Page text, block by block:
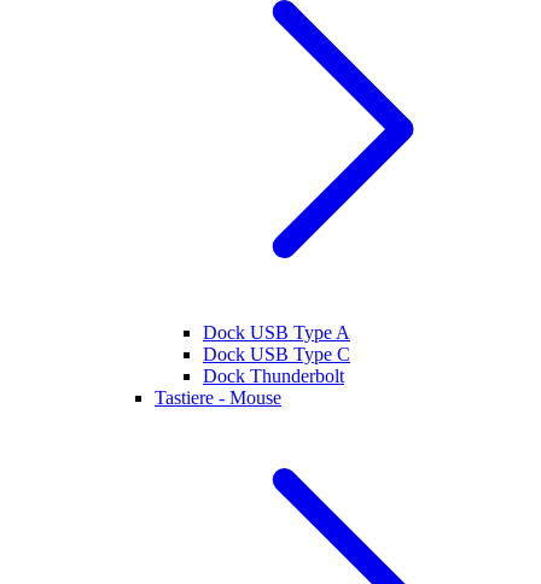
Dock USB Type A
Dock USB Type C
Dock Thunderbolt
Tastiere - Mouse